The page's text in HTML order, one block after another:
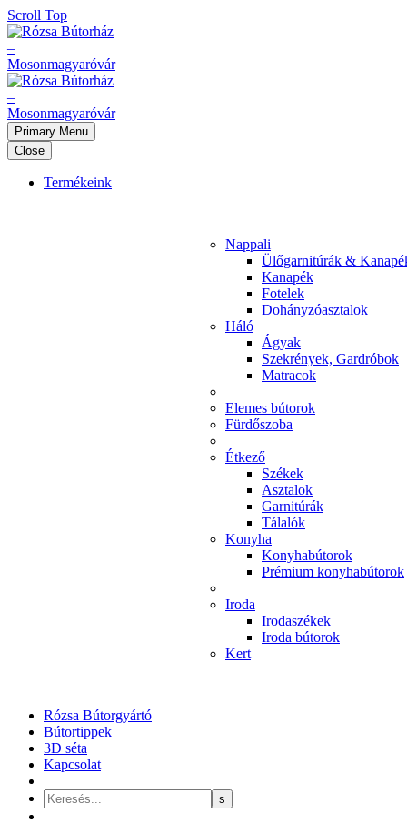
Scroll Top
Primary Menu
Close
Termékeink
Nappali
Ülőgarnitúrák &
Kanapék
Fotelek
Dohányzóasztalok
Háló
Ágyak
Szekrények, Gardróbok
Matracok
Elemes bútorok
Fürdőszoba
Étkező
Székek
Asztalok
Garnitúrák
Tálalók
Konyha
Konyhabútorok
Prémium konyhabútorok
Iroda
Irodaszékek
Iroda bútorok
Kert
Rózsa Bútorgyártó
Bútortippek
3D séta
Kapcsolat